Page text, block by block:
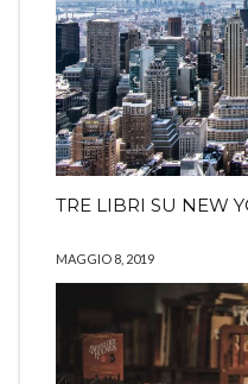
TRE LIBRI SU NEW
MAGGIO 8, 2019